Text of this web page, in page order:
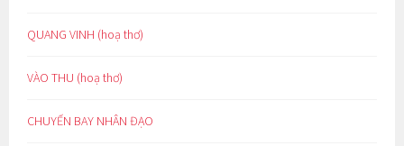
QUANG VINH (hoạ thơ)
VÀO THU (hoạ thơ)
CHUYẾN BAY NHÂN ĐẠO